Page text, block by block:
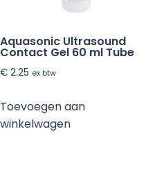
Aquasonic Ultrasound
Contact Gel 60 ml Tube
€ 2.25 ex btw
Toevoegen aan
winkelwagen